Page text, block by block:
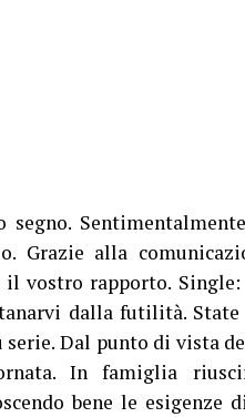
Grazie alla
vostro rapporto.
dalla futilità. State
Dal punto di vista
In famiglia
bene le esigenze